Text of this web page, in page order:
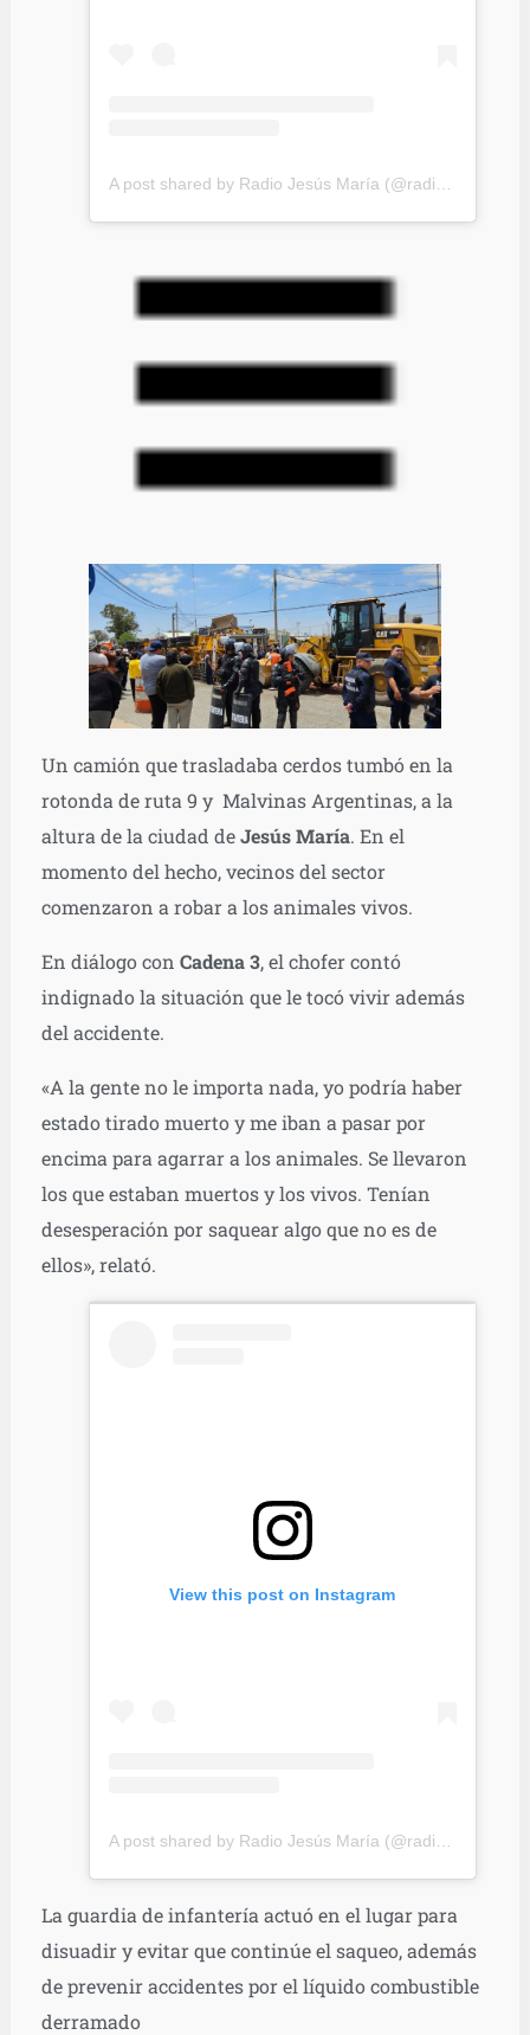
Un camión que trasladaba cerdos tumbó en la
rotonda de ruta 9 y Malvinas Argentinas, a la
altura de la ciudad deJesús María. En el
momento del hecho, vecinos del sector
comenzaron a robar a los animales vivos.
En diálogo con Cadena 3, el chofer contó
indignado la situación que le tocó vivir además
del accidente.
«A la gente no le importa nada, yo podría haber
estado tirado muerto y me iban a pasar por
encima para agarrar a los animales. Se llevaron
los que estaban muertos y los vivos. Tenían
desesperación por saquear algo que no es de
ellos», relató.
View this post on Instagram
La guardia de infantería actuó en el lugar para
disuadir y evitar que continúe el saqueo, además
de prevenir accidentes por el líquido combustible
derramado